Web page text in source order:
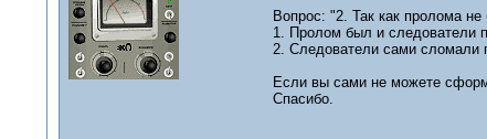
Вопрос: "2. Так как пролома
1. Пролом был и следователи
2. Следователи сами сломали
Если вы сами не можете
Спасибо.